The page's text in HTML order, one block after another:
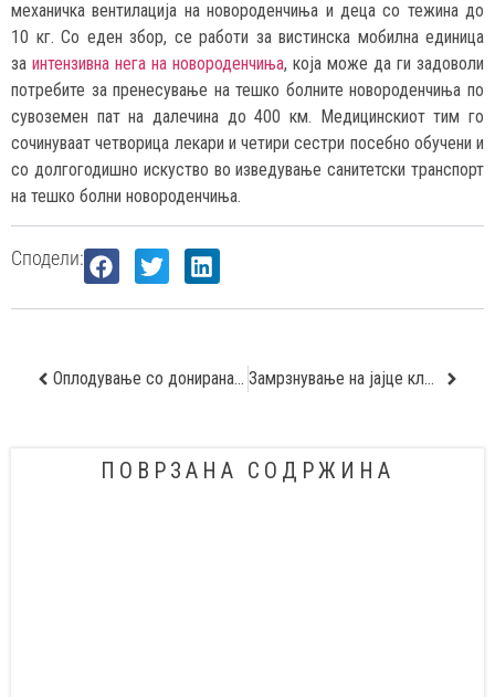
механичка вентилација на новороденчиња и деца со тежина до
10 кг. Со еден збор, се работи за вистинска мобилна единица
за интензивна нега на новороденчиња, која може да ги задоволи
потребите за пренесување на тешко болните новороденчиња по
сувоземен пат на далечина до 400 км. Медицинскиот тим го
сочинуваат четворица лекари и четири сестри посебно обучени и
со долгогодишно искуство во изведување санитетски транспорт
на тешко болни новороденчиња.
Сподели:
Оплодување со донирана сперма Замрзнување на јајце клетки
ПОВРЗАНА СОДРЖИНА